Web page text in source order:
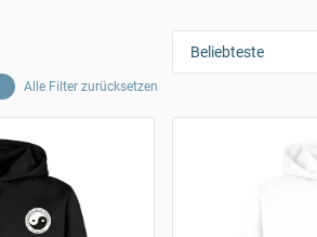
Alle Filter zurücksetzen